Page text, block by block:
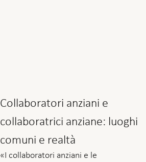
Collaboratori anziani e
collaboratrici anziane: luoghi
comuni e realtà
«I collaboratori anziani e le